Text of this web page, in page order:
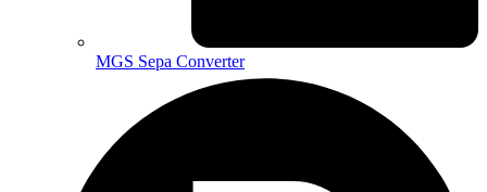
MGS Sepa Converter